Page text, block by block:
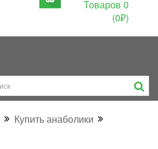
Товаров 0
(0₽)
Купить анаболики